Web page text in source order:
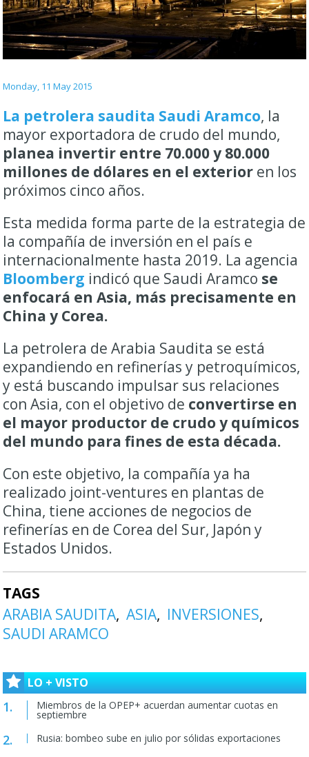
Monday, 11 May 2015
La petrolera saudita Saudi Aramco, la
mayor exportadora de crudo del mundo,
planea invertir entre 70.000 y 80.000
millones de dólares en el exterior en los
próximos cinco años.
Esta medida forma parte de la estrategia de
la compañía de inversión en el país e
internacionalmente hasta 2019. La agencia
Bloomberg indicó que Saudi Aramco se
enfocará en Asia, más precisamente en
China y Corea.
La petrolera de Arabia Saudita se está
expandiendo en refinerías y petroquímicos,
y está buscando impulsar sus relaciones
con Asia, con el objetivo de convertirse en
el mayor productor de crudo y químicos
del mundo para fines de esta década.
Con este objetivo, la compañía ya ha
realizado joint-ventures en plantas de
China, tiene acciones de negocios de
refinerías en de Corea del Sur, Japón y
Estados Unidos.
TAGS
ARABIA SAUDITA ASIA
INVERSIONES
SAUDI ARAMCO
LO + VISTO
Miembros de la OPEP+ acuerdan aumentar cuotas en
septiembre
Rusia: bombeo sube en julio por sólidas exportaciones